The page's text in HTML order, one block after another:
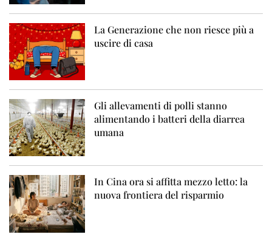
La Generazione che non riesce più a
uscire di casa
Gli allevamenti di polli stanno
alimentando i batteri della diarrea
umana
In Cina ora si affitta mezzo letto: la
nuova frontiera del risparmio